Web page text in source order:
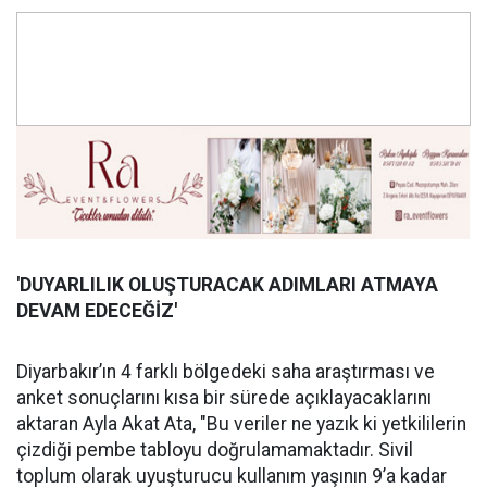
'DUYARLILIK OLUŞTURACAK ADIMLARI ATMAYA
DEVAM EDECEĞİZ'
Diyarbakır’ın 4 farklı bölgedeki saha araştırması ve
anket sonuçlarını kısa bir sürede açıklayacaklarını
aktaran Ayla Akat Ata, "Bu veriler ne yazık ki yetkililerin
çizdiği pembe tabloyu doğrulamamaktadır. Sivil
toplum olarak uyuşturucu kullanım yaşının 9’a kadar